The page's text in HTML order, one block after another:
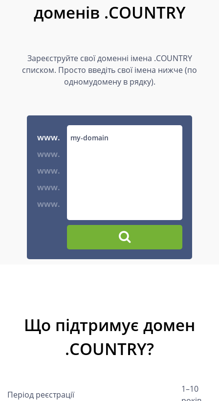
доменів .COUNTRY
Зареєструйте свої доменні імена .COUNTRY
списком. Просто введіть свої імена нижче (по
одномудомену в рядку).
www.
www.
www.
www.
www.
Що підтримує домен
.COUNTRY?
Період реєстрації
1–10